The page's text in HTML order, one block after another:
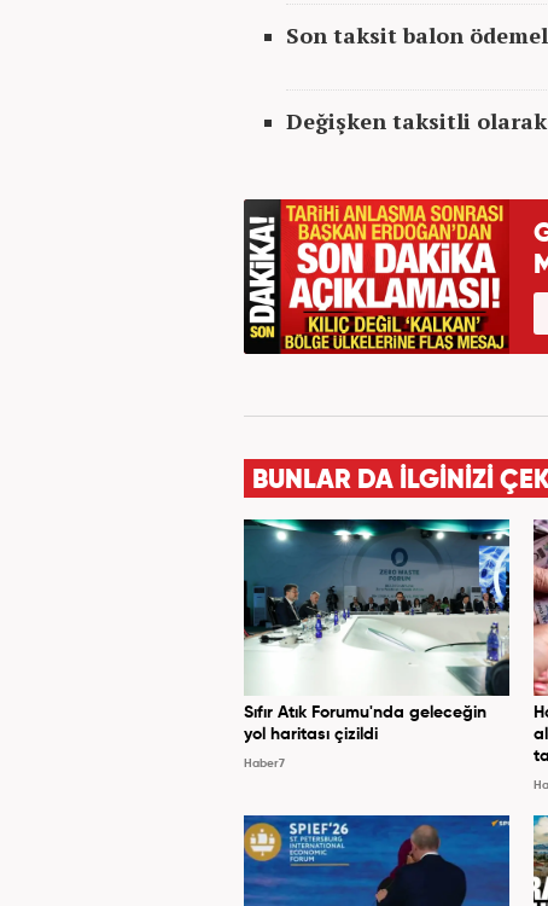
Son taksit balon
Değişken taksitli olarak
BUNLAR DA İLGİNİZİ
Sıfır Atık Forumu'nda geleceğin
yol haritası çizildi
Haber7